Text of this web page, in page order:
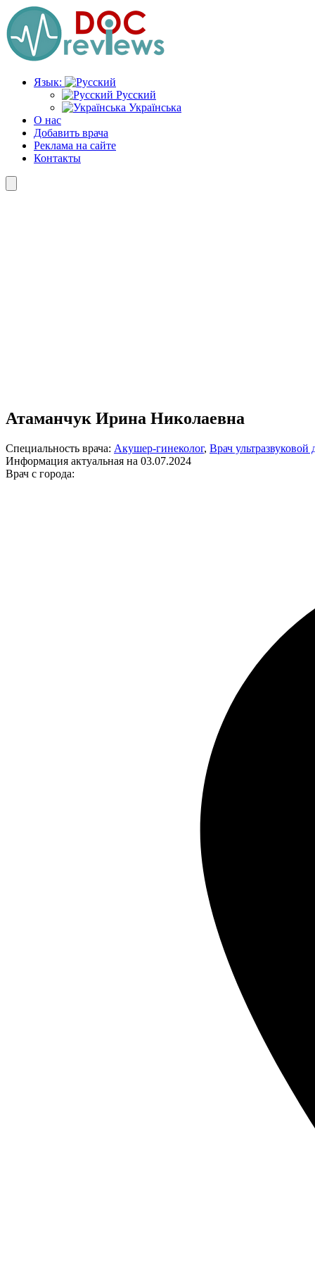
Перейти
к
содержимому
Язык:
Русский
Українська
О нас
Добавить врача
Реклама на сайте
Контакты
Атаманчук Ирина Николаевна
Специальность врача: Акушер-гинеколог, Врач ультразвуковой
Информация актуальная на 03.07.2024
Врач с города: